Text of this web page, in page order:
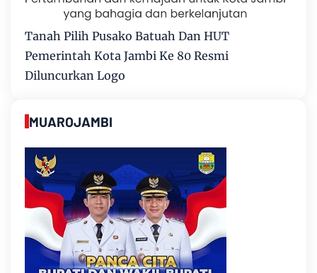
Tanah Pilih Pusako Batuah Dan HUT
Pemerintah Kota Jambi Ke 80 Resmi
Diluncurkan Logo
MUAROJAMBI